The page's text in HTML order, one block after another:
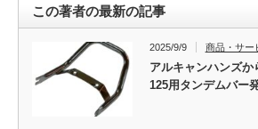
この著者の最新の記事
2025/9/9 商品・サー
アルキャンハンズか
125用タンデムバー